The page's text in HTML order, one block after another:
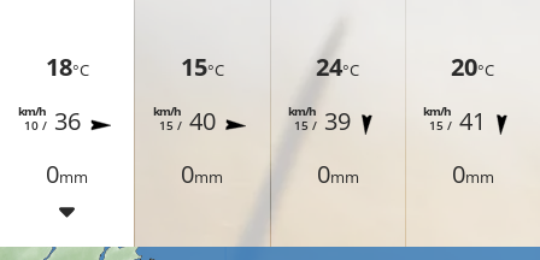
18°C
10 /
km/h 36
0mm
15°C
15 /
km/h 40
0mm
24°C
15 /
km/h 39
0mm
20°C
15 /
km/h 41
0mm